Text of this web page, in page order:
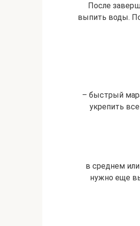
После
выпить воды.
– быстрый
укрепить
в среднем
нужно еще